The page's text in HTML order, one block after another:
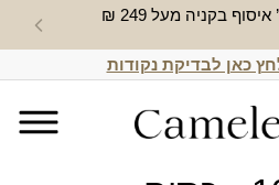
בקניה מעל 249 ₪ חדש
כאן לבדיקת נקודות